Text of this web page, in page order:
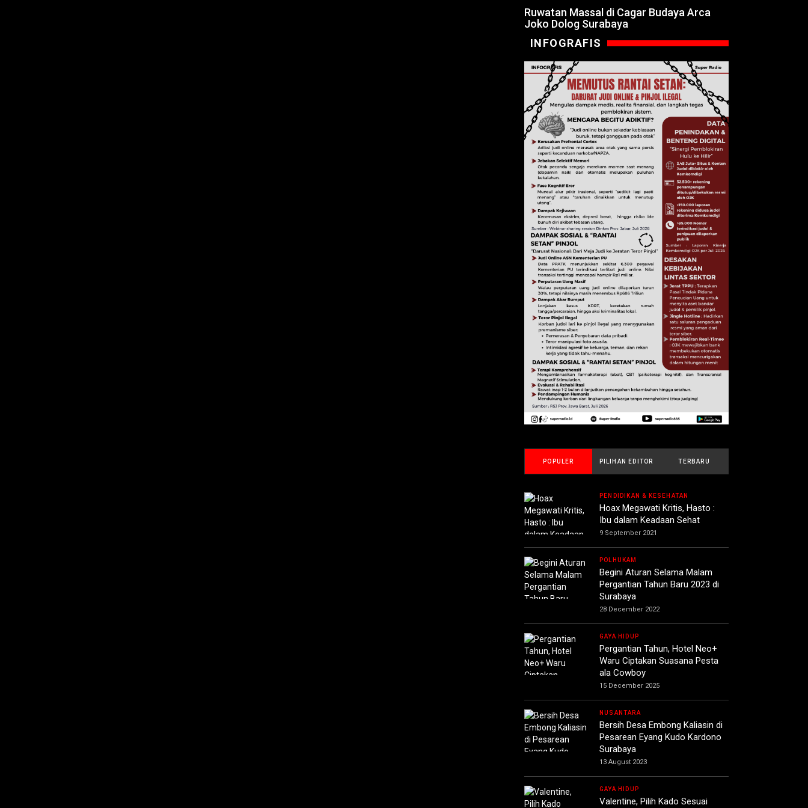
Ruwatan Massal di Cagar Budaya Arca
Joko Dolog Surabaya
INFOGRAFIS
POPULER PILIHAN EDITOR TERBARU
PENDIDIKAN & KESEHATAN
Hoax Megawati Kritis, Hasto :
Ibu dalam Keadaan Sehat
9 September 2021
POLHUKAM
Begini Aturan Selama Malam
Pergantian Tahun Baru 2023 di
Surabaya
28 December 2022
GAYA HIDUP
Pergantian Tahun, Hotel Neo+
Waru Ciptakan Suasana Pesta
ala Cowboy
15 December 2025
NUSANTARA
Bersih Desa Embong Kaliasin di
Pesarean Eyang Kudo Kardono
Surabaya
13 August 2023
GAYA HIDUP
Valentine, Pilih Kado Sesuai